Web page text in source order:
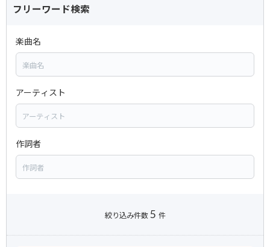
フリーワード検索
楽曲名
アーティスト
作詞者
絞り込み件数5 件